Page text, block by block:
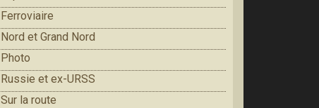
Ferroviaire
Nord et Grand Nord
Photo
Russie et ex-URSS
Sur la route